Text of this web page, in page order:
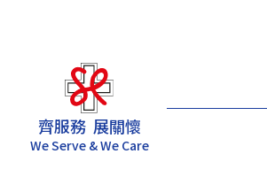
齊服務 展關懷
We Serve & We Care